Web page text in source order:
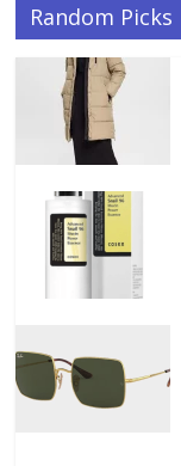
Random Picks